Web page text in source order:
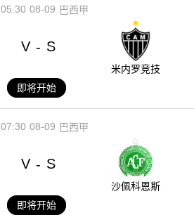
08-09
05:30 巴西甲
V - S
米内罗竞技
即将开始
08-09
07:30 巴西甲
V - S
沙佩科恩斯
即将开始